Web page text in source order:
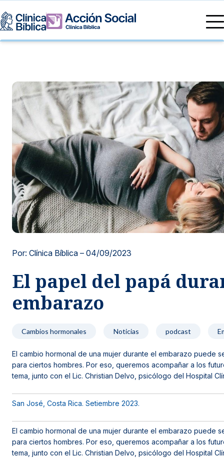
Nuestras especialidades
Centros de Excelencia
Servicios Generales
Servicios 24/7
Servicios Especializados
Otros Servicios
Mi Vida
Información
Información para el Paciente
Sobre nosotros
Investigación, Innovación y Docencia
Sedes
Por: Clínica Bíblica – 04/09/2023
El papel del papá
embarazo
Cambios hormonales Noticias podcast
El cambio hormonal de una mujer durante el embarazo puede
para ciertos hombres. Por eso, queremos acompañar a los
tema, junto con el Lic. Christian Delvo, psicólogo del Hospital
San José, Costa Rica. Setiembre 2023.
El cambio hormonal de una mujer durante el embarazo puede
para ciertos hombres. Por eso, queremos acompañar a los
tema, junto con el Lic. Christian Delvo, psicólogo del Hospital